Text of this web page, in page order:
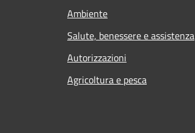
Ambiente
Salute, benessere e assistenza
Autorizzazioni
Agricoltura e pesca